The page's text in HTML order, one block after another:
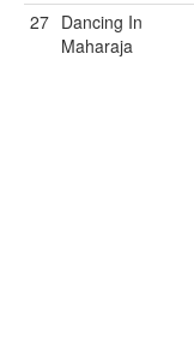
27 Dancing In
Maharaja